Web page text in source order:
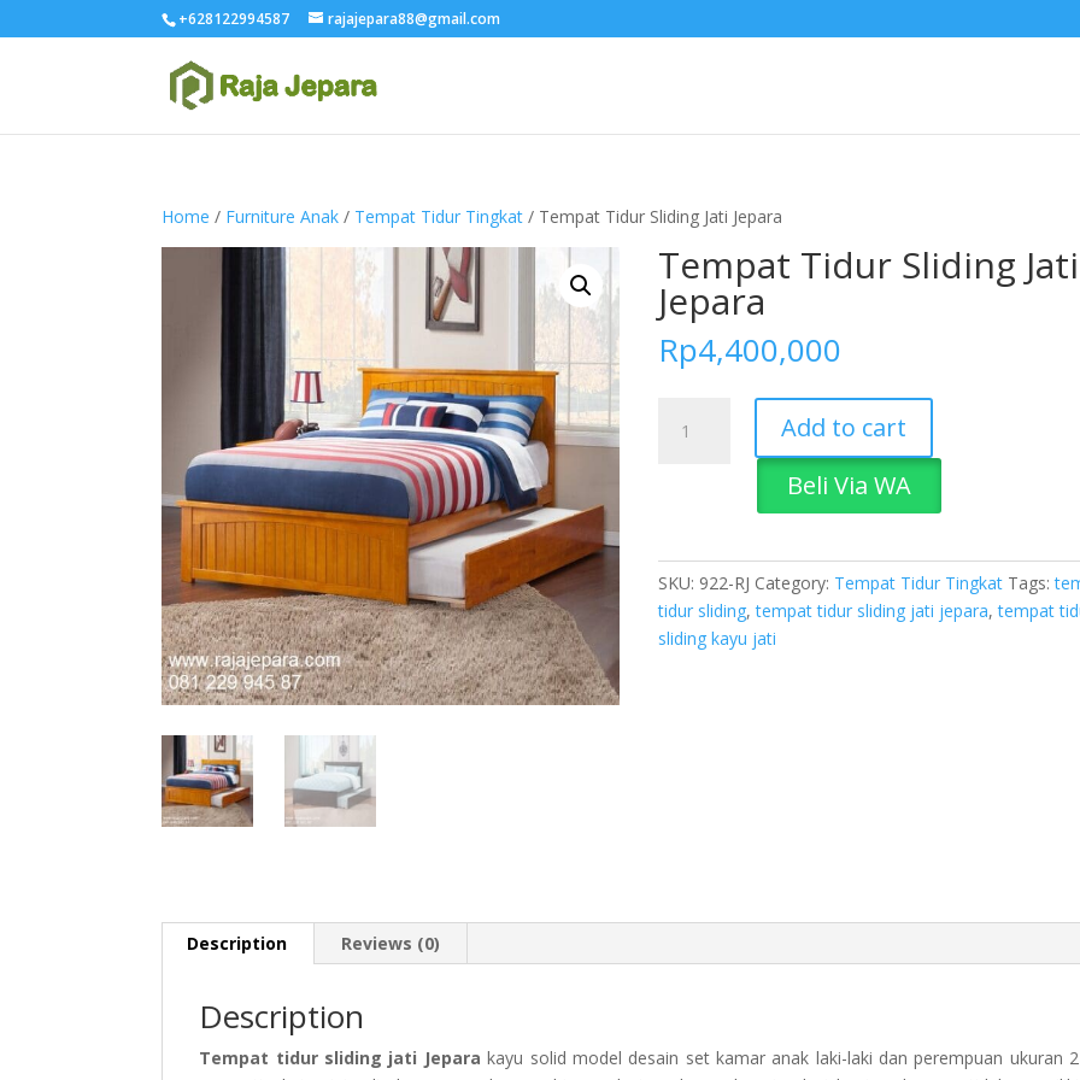
+628122994587 rajajepara88@gmail.com
Home / Furniture Anak / Tempat Tidur Tingkat / Tempat Tidur Sliding Jati Jepara
Tempat Tidur Sliding Jati
Jepara
Rp4,400,000
Tidur
Add to cart
Beli Via WA
SKU: 922-RJ Category: Tempat Tidur Tingkat Tags:
tidur sliding,tempat tidur sliding jati jepara,tempat
sliding kayu jati
Description Reviews (0)
Description
Tempat tidur sliding jati Jepara kayu solid model desain set kamar anak laki-laki dan perempuan ukuran 2